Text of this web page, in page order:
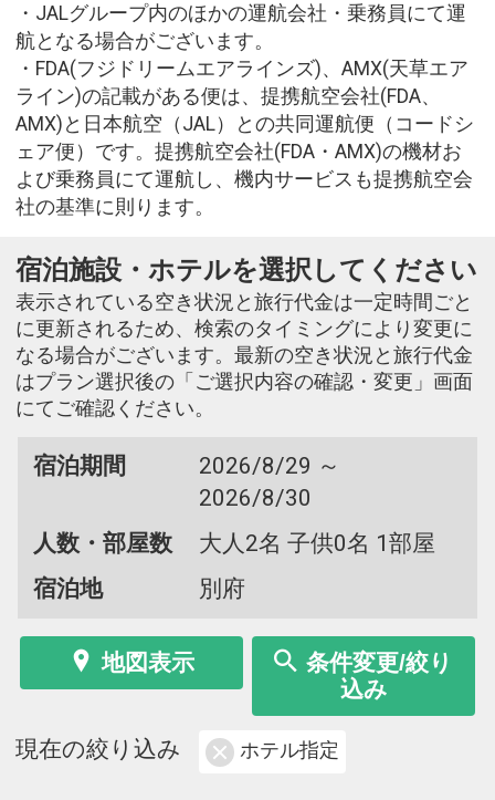
・JALグループ内のほかの運航会社・乗務員にて運
航となる場合がございます。
・FDA(フジドリームエアラインズ)、AMX(天草エア
ライン)の記載がある便は、提携航空会社(FDA、
AMX)と日本航空（JAL）との共同運航便（コードシ
ェア便）です。提携航空会社(FDA・AMX)の機材お
よび乗務員にて運航し、機内サービスも提携航空会
社の基準に則ります。
宿泊施設・ホテルを選択してください
表示されている空き状況と旅行代金は一定時間ごと
に更新されるため、検索のタイミングにより変更に
なる場合がございます。最新の空き状況と旅行代金
はプラン選択後の「ご選択内容の確認・変更」画面
にてご確認ください。
宿泊期間
2026/8/29 ～
2026/8/30
人数・部屋数
大人2名 子供0名 1部屋
宿泊地
別府
地図表示
条件変更/絞り
込み
現在の絞り込み ホテル指定